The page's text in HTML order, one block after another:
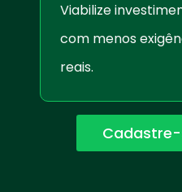
Viabilize
com menos
reais.